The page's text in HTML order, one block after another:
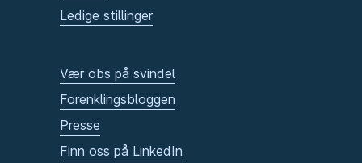
Ledige stillinger
Vær obs på svindel
Forenklingsbloggen
Presse
Finn oss på LinkedIn